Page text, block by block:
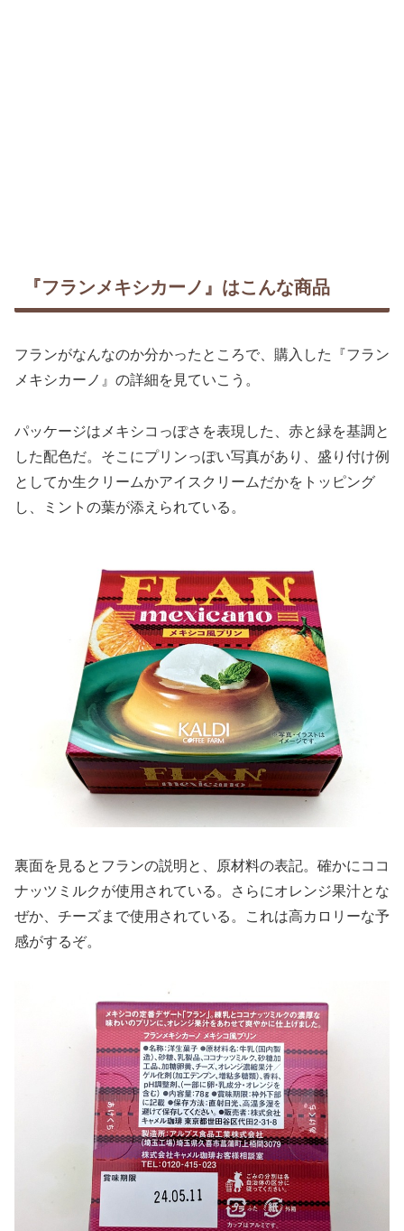
『フランメキシカーノ』はこんな商品
フランがなんなのか分かったところで、購入した『フラン
メキシカーノ』の詳細を見ていこう。
パッケージはメキシコっぽさを表現した、赤と緑を基調と
した配色だ。そこにプリンっぽい写真があり、盛り付け例
としてか生クリームかアイスクリームだかをトッピング
し、ミントの葉が添えられている。
裏面を見るとフランの説明と、原材料の表記。確かにココ
ナッツミルクが使用されている。さらにオレンジ果汁とな
ぜか、チーズまで使用されている。これは高カロリーな予
感がするぞ。